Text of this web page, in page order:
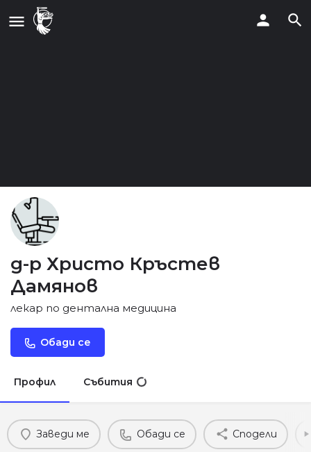
д-р Христо Кръстев
Дамянов
лекар по дентална медицина
Обади се
Профил Събития
Заведи ме Обади се Сподели